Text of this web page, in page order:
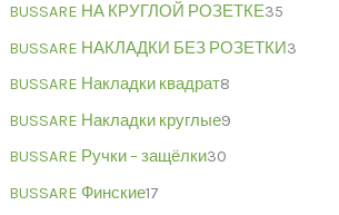
BUSSARE НА КРУГЛОЙ РОЗЕТКЕ35
BUSSARE НАКЛАДКИ БЕЗ РОЗЕТКИ3
BUSSARE Накладки квадрат8
BUSSARE Накладки круглые9
BUSSARE Ручки – защёлки30
BUSSARE Финские17